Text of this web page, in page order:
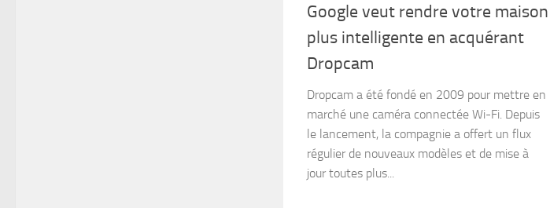
Google veut rendre votre maison
plus intelligente en acquérant
Dropcam
Dropcam a été fondé en 2009 pour mettre en
marché une caméra connectée Wi-Fi. Depuis
le lancement, la compagnie a offert un flux
régulier de nouveaux modèles et de mise à
jour toutes plus...